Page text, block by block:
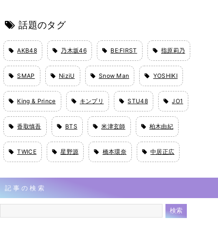
話題のタグ
AKB48 乃木坂46 BE:FIRST 指原莉乃
SMAP NiziU Snow Man YOSHIKI
King & Prince キンプリ STU48 JO1
香取慎吾 BTS 米津玄師 柏木由紀
TWICE 星野源 橋本環奈 中居正広
記事の検索